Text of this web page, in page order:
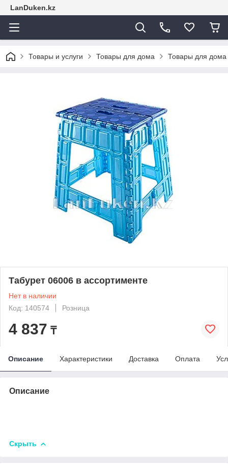
LanDuken.kz
Товары и услуги Товары для дома Товары для дома
Табурет 06006 в ассортименте
Нет в наличии
Код: 140574
Розница
4 837 ₸
Описание Характеристики Доставка Оплата
Описание
Скрыть